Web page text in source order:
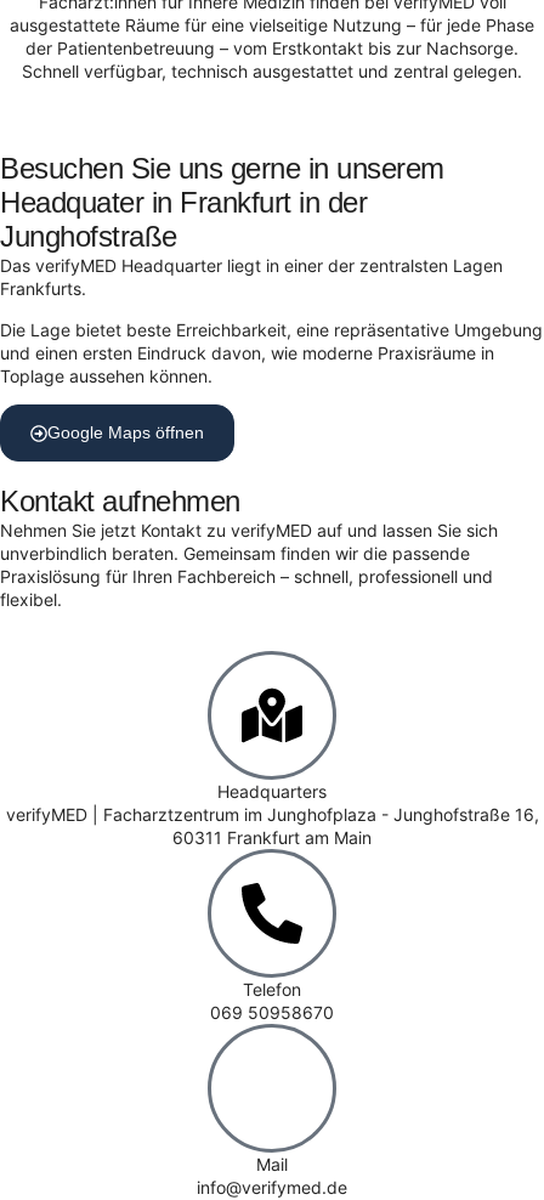
ausgestattete Räume für eine vielseitige Nutzung – für jede Phase
der Patientenbetreuung – vom Erstkontakt bis zur Nachsorge.
Schnell verfügbar, technisch ausgestattet und zentral gelegen.
Besuchen Sie uns gerne in unserem
Headquater in Frankfurt in der
Junghofstraße
Das verifyMED Headquarter liegt in einer der zentralsten Lagen
Frankfurts.
Die Lage bietet beste Erreichbarkeit, eine repräsentative Umgebung
und einen ersten Eindruck davon, wie moderne Praxisräume in
Toplage aussehen können.
Google Maps öffnen
Kontakt aufnehmen
Nehmen Sie jetzt Kontakt zu verifyMED auf und lassen Sie sich
unverbindlich beraten. Gemeinsam finden wir die passende
Praxislösung für Ihren Fachbereich – schnell, professionell und
flexibel.
Headquarters
verifyMED | Facharztzentrum im Junghofplaza - Junghofstraße 16,
60311 Frankfurt am Main
Telefon
069 50958670
Mail
info@verifymed.de